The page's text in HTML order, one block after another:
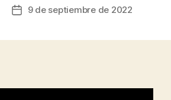
Fecha9 de septiembre de 2022